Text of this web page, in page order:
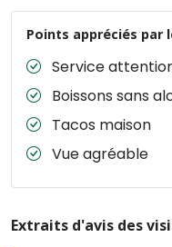
Points appréciés par
Service
Boissons sans
Tacos maison
Vue agréable
Extraits d'avis des